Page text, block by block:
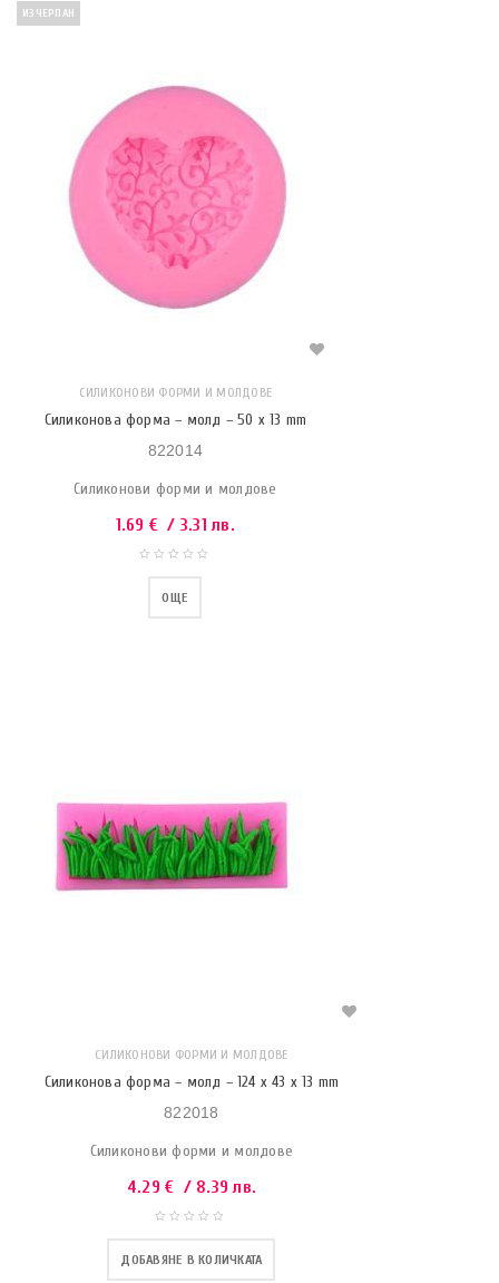
ИЗЧЕРПАН
СИЛИКОНОВИ ФОРМИ И МОЛДОВЕ
Силиконова форма – молд – 50 x 13 mm
822014
Силиконови форми и молдове
1.69 € / 3.31 лв.
ОЩЕ
СИЛИКОНОВИ ФОРМИ И МОЛДОВЕ
Силиконова форма – молд – 124 x 43 x 13 mm
822018
Силиконови форми и молдове
4.29€ / 8.39 лв.
ДОБАВЯНЕ В КОЛИЧКАТА